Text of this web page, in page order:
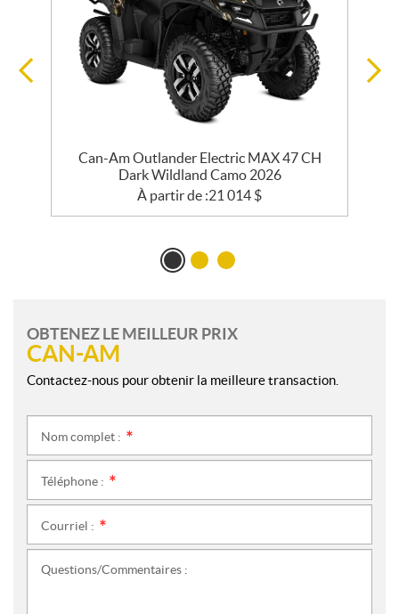
Can-Am Outlander Electric MAX 47 CH
Dark Wildland Camo 2026
À partir de :21 014 $
OBTENEZ LE MEILLEUR PRIX
CAN-AM
Contactez-nous pour obtenir la meilleure transaction.
Nom complet :
Téléphone :
Courriel :
Questions/Commentaires :